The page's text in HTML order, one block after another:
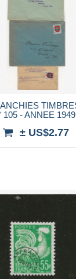
105 - ANNEE
± US$2.77